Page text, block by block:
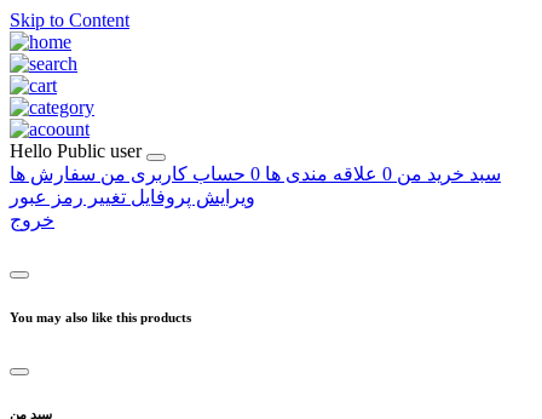
Skip to Content
Hello Public user
سبد خرید من 0 علاقه مندی ها 0 حساب کاربری من سفارش ها
ویرایش پروفایل تغییر رمز عبور
خروج
You may also like this products
سبد من